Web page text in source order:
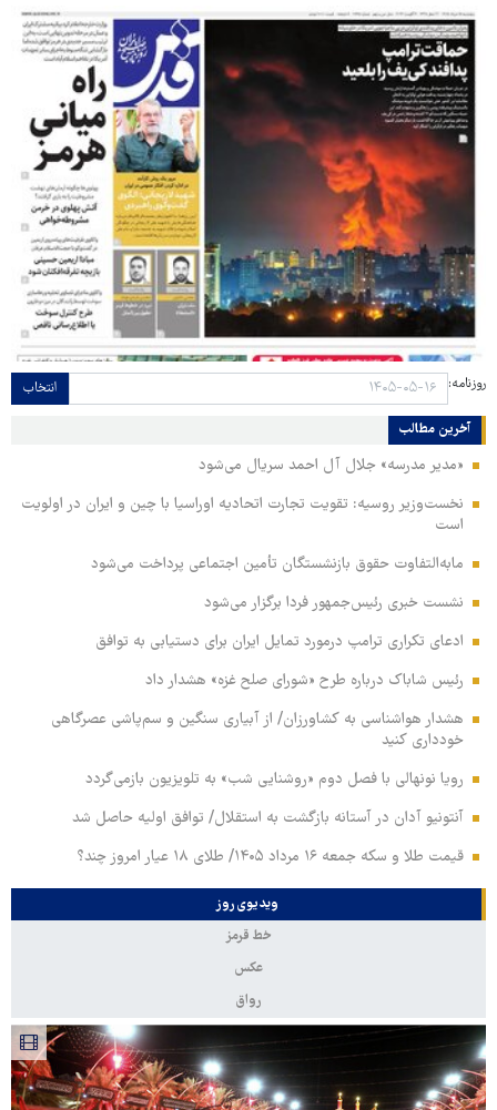
روزنامه: انتخاب
آخرین مطالب
«مدیر مدرسه» جلال آل احمد سریال می‌شود
نخست‌وزیر روسیه:‌ تقویت تجارت اتحادیه اوراسیا با چین و ایران در اولویت
است
مابه‌التفاوت حقوق بازنشستگان تأمین اجتماعی پرداخت می‌شود
نشست خبری رئیس‌جمهور فردا برگزار می‌شود
ادعای تکراری ترامپ درمورد تمایل ایران برای دستیابی به توافق
رئیس شاباک درباره طرح «شورای صلح غزه» هشدار داد
هشدار هواشناسی به کشاورزان/ از آبیاری سنگین و سم‌پاشی عصرگاهی
خودداری کنید
رویا نونهالی با فصل دوم «روشنایی شب» به تلویزیون بازمی‌گردد
آنتونیو آدان در آستانه بازگشت به استقلال/ توافق اولیه حاصل شد
قیمت طلا و سکه جمعه ۱۶ مرداد ۱۴۰۵/ طلای ۱۸ عیار امروز چند؟
ویدیوی روز
خط قرمز
عکس
رواق